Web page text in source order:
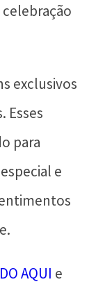
exclusivos
Esses
para
e
AQUI e